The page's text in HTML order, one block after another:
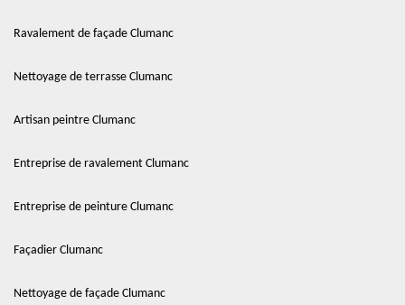
Ravalement de façade Clumanc
Nettoyage de terrasse Clumanc
Artisan peintre Clumanc
Entreprise de ravalement Clumanc
Entreprise de peinture Clumanc
Façadier Clumanc
Nettoyage de façade Clumanc